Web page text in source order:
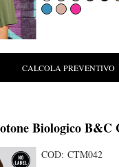
CALCOLA PREVENTIVO
Biologico B&C
COD: CTM042